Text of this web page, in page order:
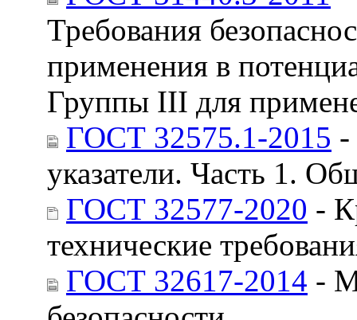
Требования
применения в
Группы III для
ГОСТ 32575.1-2015 -
указатели. Часть 1.
ГОСТ 32577-2020 -
технические
ГОСТ 32617-2014 -